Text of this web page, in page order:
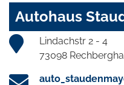
Autohaus
Lindachstr 2 - 4
73098